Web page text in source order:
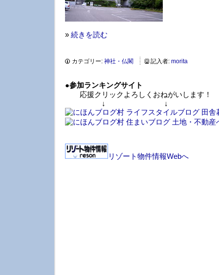
» 続きを読む
カテゴリー: 神社・仏閣 記入者: morita
●参加ランキングサイト
応援クリックよろしくおねがいします！
↓ ↓
リゾート物件情報Webへ